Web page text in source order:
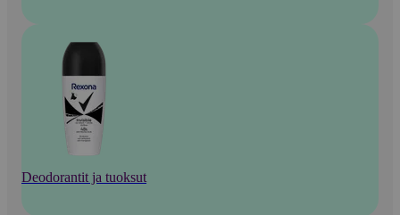
Deodorantit ja tuoksut